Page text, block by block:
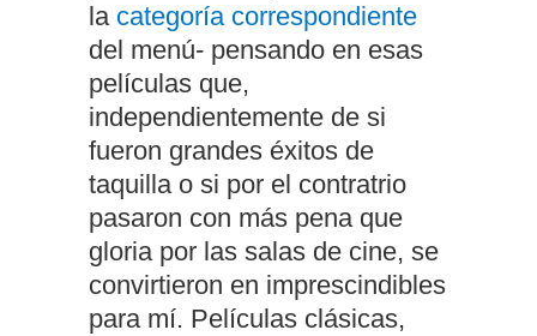
la categoría correspondiente
del menú- pensando en esas
películas que,
independientemente de si
fueron grandes éxitos de
taquilla o si por el contratrio
pasaron con más pena que
gloria por las salas de cine, se
convirtieron en imprescindibles
para mí. Películas clásicas,